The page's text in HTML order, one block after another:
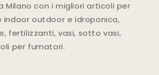
Milano con i migliori articoli per
indoor outdoor e idroponica,
fertilizzanti, vasi, sotto vasi,
per fumatori.